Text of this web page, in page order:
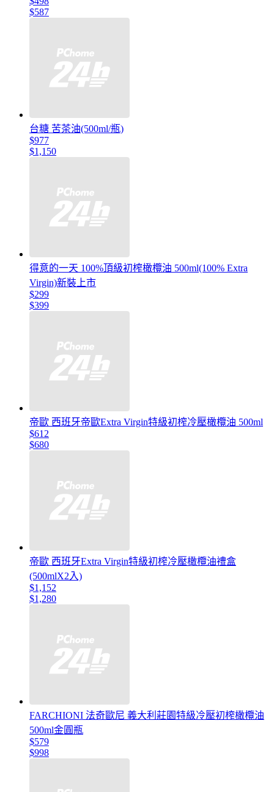
$587
台糖 苦茶油(500ml/瓶)
$977
$1,150
得意的一天 100%頂級初榨橄欖油 500ml(100% Extra
Virgin)新裝上市
$299
$399
帝歐 西班牙帝歐Extra Virgin特級初榨冷壓橄欖油 500ml
$612
$680
帝歐 西班牙Extra Virgin特級初榨冷壓橄欖油禮盒
(500mlX2入)
$1,152
$1,280
FARCHIONI 法奇歐尼 義大利莊園特級冷壓初榨橄欖油
500ml金圓瓶
$579
$998